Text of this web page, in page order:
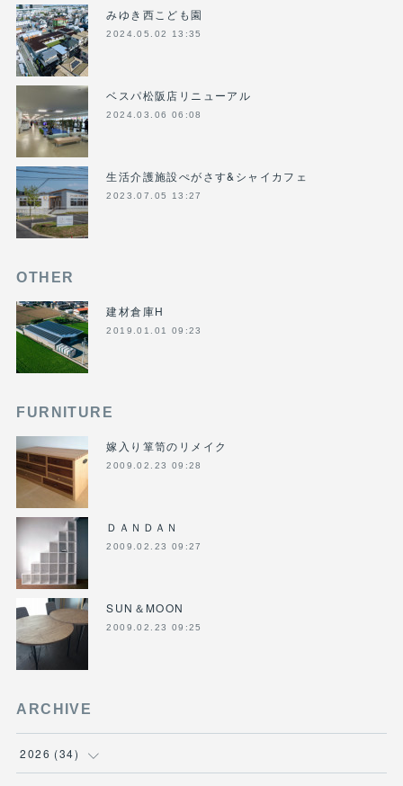
みゆき西こども園
2024.05.02 13:35
ベスパ松阪店リニューアル
2024.03.06 06:08
生活介護施設ぺがさす&シャイカフェ
2023.07.05 13:27
OTHER
建材倉庫H
2019.01.01 09:23
FURNITURE
嫁入り箪笥のリメイク
2009.02.23 09:28
ＤＡＮＤＡＮ
2009.02.23 09:27
SUN＆MOON
2009.02.23 09:25
ARCHIVE
2026 (34)